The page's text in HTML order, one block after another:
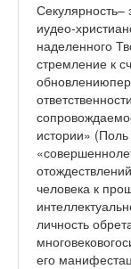
Секулярность–
иудео-
наделенного
стремление к
истории»
человека к
личность
его